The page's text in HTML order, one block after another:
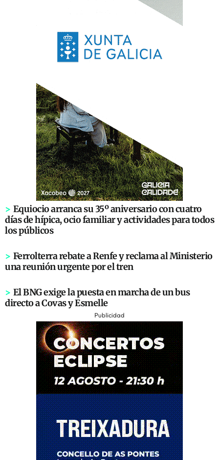
> Equiocio arranca su 35º aniversario con cuatro
días de hípica, ocio familiar y actividades para todos
los públicos
> Ferrolterra rebate a Renfe y reclama al Ministerio
una reunión urgente por el tren
> El BNG exige la puesta en marcha de un bus
directo a Covas y Esmelle
Publicidad